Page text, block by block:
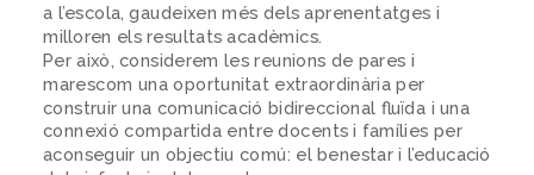
a l’escola, gaudeixen més dels aprenentatges i
milloren els resultats acadèmics.
Per això, considerem les reunions de pares i
marescom una oportunitat extraordinària per
construir una comunicació bidireccional fluïda i una
connexió compartida entre docents i famílies per
aconseguir un objectiu comú: el benestar i l’educació